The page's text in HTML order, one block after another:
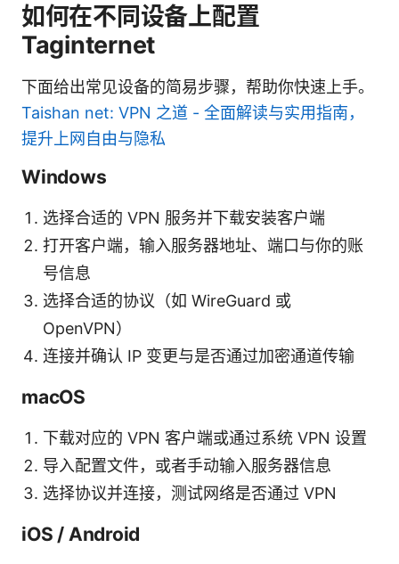
如何在不同设备上配置
Taginternet
下面给出常见设备的简易步骤，帮助你快速上手。
Taishan net: VPN 之道 - 全面解读与实用指南，
提升上网自由与隐私
Windows
选择合适的 VPN 服务并下载安装客户端
打开客户端，输入服务器地址、端口与你的账
号信息
选择合适的协议（如 WireGuard 或
OpenVPN）
连接并确认 IP 变更与是否通过加密通道传输
macOS
下载对应的 VPN 客户端或通过系统 VPN 设置
导入配置文件，或者手动输入服务器信息
选择协议并连接，测试网络是否通过 VPN
iOS / Android